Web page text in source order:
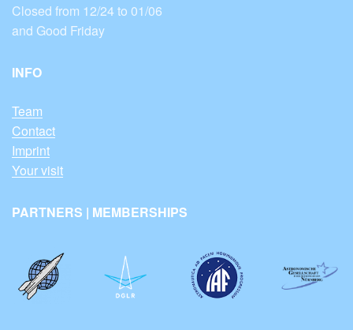
Closed from 12/24 to 01/06
and Good Friday
INFO
Team
Contact
Imprint
Your visit
PARTNERS | MEMBERSHIPS